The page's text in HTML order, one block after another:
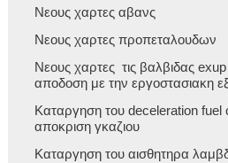
Νεους χαρτες αβανς
Νεους χαρτες προπεταλουδων
Νεους χαρτες τις βαλβιδας
αποδοση με την εργοστασιακη
Καταργηση του deceleration fuel
αποκριση γκαζιου
Καταργηση του αισθητηρα